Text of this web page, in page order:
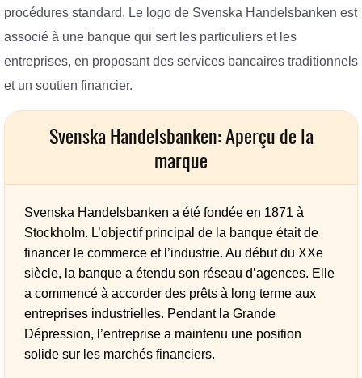
procédures standard. Le logo de Svenska Handelsbanken est
associé à une banque qui sert les particuliers et les
entreprises, en proposant des services bancaires traditionnels
et un soutien financier.
Svenska Handelsbanken: Aperçu de la
marque
Svenska Handelsbanken a été fondée en 1871 à
Stockholm. L’objectif principal de la banque était de
financer le commerce et l’industrie. Au début du XXe
siècle, la banque a étendu son réseau d’agences. Elle
a commencé à accorder des prêts à long terme aux
entreprises industrielles. Pendant la Grande
Dépression, l’entreprise a maintenu une position
solide sur les marchés financiers.